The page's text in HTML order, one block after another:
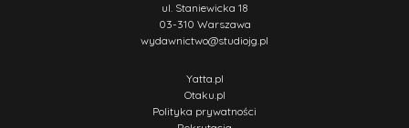
ul. Staniewicka 18
03-310 Warszawa
wydawnictwo@studiojg.pl
Yatta.pl
Otaku.pl
Polityka prywatności